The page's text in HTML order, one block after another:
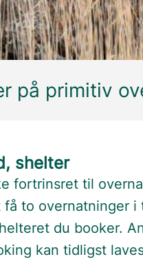
på primitiv
shelter
fortrinsret til
få to overnatninger
du booker.
kan tidligst